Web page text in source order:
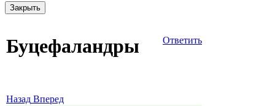
Закрыть
Ответить
Буцефаландры
Назад Вперед